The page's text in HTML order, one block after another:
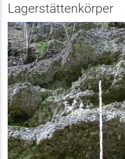
Lagerstättenkörper